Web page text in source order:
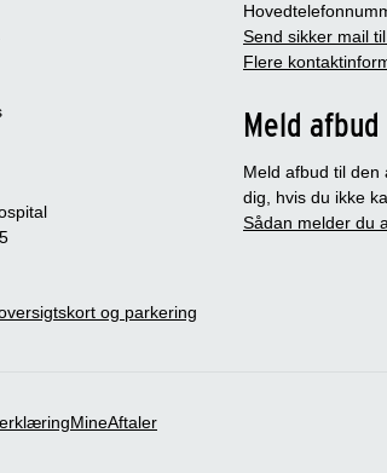
og parkering
Send sikker mail
Flere
Meld afbud
Meld afbud til den
dig, hvis du ikke
Sådan melder du
MineAftaler